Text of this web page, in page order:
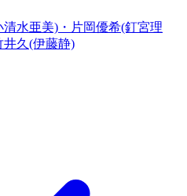
水亜美)・片岡優希(釘宮理
井久(伊藤静)